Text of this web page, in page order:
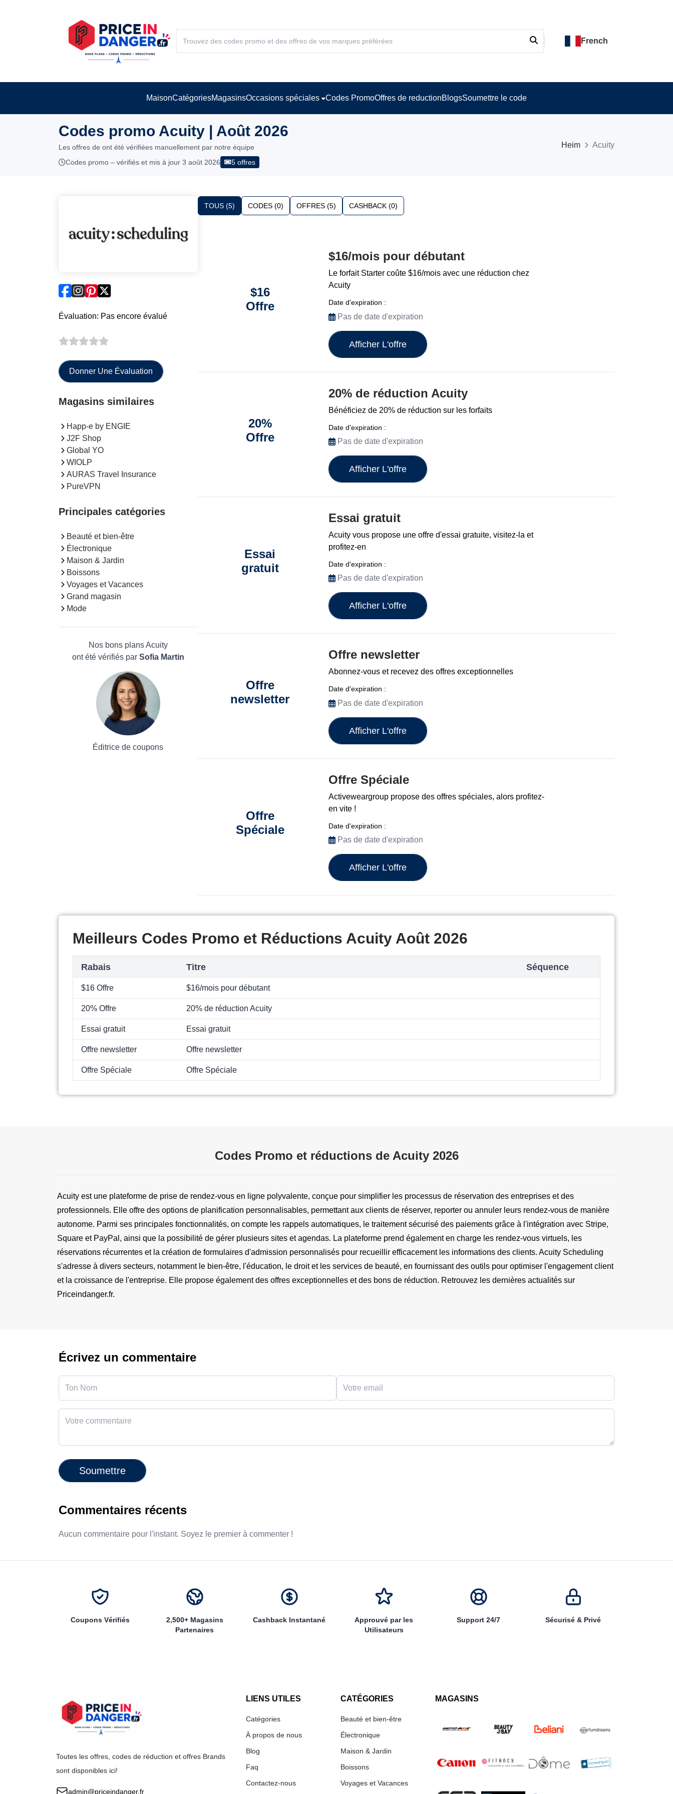
French
MaisonCatégoriesMagasinsOccasions spéciales Codes PromoOffres de reductionBlogsSoumettre le code
Codes promo Acuity | Août 2026
Les offres de ont été vérifiées manuellement par notre équipe
Codes promo – vérifiés et mis à jour 3 août 2026
5 offres
Heim Acuity
Évaluation: Pas encore évalué
Donner Une Évaluation
Magasins similaires
Happ-e by ENGIE
J2F Shop
Global YO
WIOLP
AURAS Travel Insurance
PureVPN
Principales catégories
Beauté et bien-être
Électronique
Maison & Jardin
Boissons
Voyages et Vacances
Grand magasin
Mode
Nos bons plans Acuity
ont été vérifiés par Sofia Martin
Éditrice de coupons
TOUS (5) CODES (0) OFFRES (5) CASHBACK (0)
$16
Offre
$16/mois pour débutant
Le forfait Starter coûte $16/mois avec une réduction chez
Acuity
Date d'expiration :
Pas de date d'expiration
Afficher L'offre
20%
Offre
20% de réduction Acuity
Bénéficiez de 20% de réduction sur les forfaits
Date d'expiration :
Pas de date d'expiration
Afficher L'offre
Essai
gratuit
Essai gratuit
Acuity vous propose une offre d'essai gratuite, visitez-la et
profitez-en
Date d'expiration :
Pas de date d'expiration
Afficher L'offre
Offre
newsletter
Offre newsletter
Abonnez-vous et recevez des offres exceptionnelles
Date d'expiration :
Pas de date d'expiration
Afficher L'offre
Offre
Spéciale
Offre Spéciale
Activeweargroup propose des offres spéciales, alors profitez-
en vite !
Date d'expiration :
Pas de date d'expiration
Afficher L'offre
Meilleurs Codes Promo et Réductions Acuity Août 2026
Rabais Titre Séquence
$16 Offre $16/mois pour débutant
20% Offre 20% de réduction Acuity
Essai gratuit Essai gratuit
Offre newsletter Offre newsletter
Offre Spéciale Offre Spéciale
Codes Promo et réductions de Acuity 2026
Acuity est une plateforme de prise de rendez-vous en ligne polyvalente, conçue pour simplifier les processus de réservation des entreprises et des
professionnels. Elle offre des options de planification personnalisables, permettant aux clients de réserver, reporter ou annuler leurs rendez-vous de manière
autonome. Parmi ses principales fonctionnalités, on compte les rappels automatiques, le traitement sécurisé des paiements grâce à l'intégration avec Stripe,
Square et PayPal, ainsi que la possibilité de gérer plusieurs sites et agendas. La plateforme prend également en charge les rendez-vous virtuels, les
réservations récurrentes et la création de formulaires d'admission personnalisés pour recueillir efficacement les informations des clients. Acuity Scheduling
s'adresse à divers secteurs, notamment le bien-être, l'éducation, le droit et les services de beauté, en fournissant des outils pour optimiser l'engagement client
et la croissance de l'entreprise. Elle propose également des offres exceptionnelles et des bons de réduction. Retrouvez les dernières actualités sur
Priceindanger.fr.
Écrivez un commentaire
Soumettre
Commentaires récents
Aucun commentaire pour l'instant. Soyez le premier à commenter !
Coupons Vérifiés
2,500+ Magasins
Partenaires
Cashback Instantané
Approuvé par les
Utilisateurs
Support 24/7 Sécurisé & Privé
Toutes les offres, codes de réduction et offres Brands
sont disponibles ici!
admin@priceindanger.fr
LIENS UTILES
Catégories
À propos de nous
Blog
Faq
Contactez-nous
CATÉGORIES
Beauté et bien-être
Électronique
Maison & Jardin
Boissons
Voyages et Vacances
MAGASINS